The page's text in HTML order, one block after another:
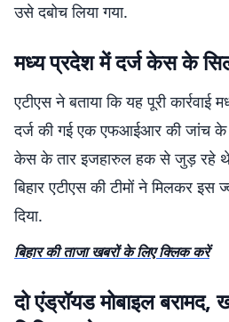
उसे दबोच लिया गया.
मध्य प्रदेश में दर्ज केस के
एटीएस ने बताया कि यह पूरी
दर्ज की गई एक एफआईआर की जांच
केस के तार इजहारुल हक से जुड़ रहे
बिहार एटीएस की टीमों ने मिलकर
दिया.
बिहार की ताजा खबरों के लिए क्लिक करें
दो एंड्रॉयड मोबाइल बरामद,